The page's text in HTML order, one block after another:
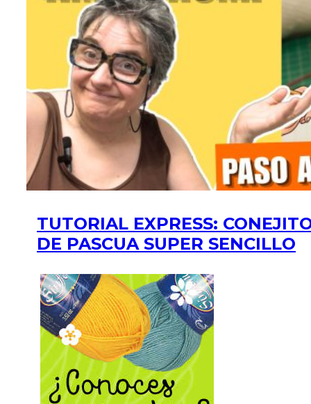
TUTORIAL EXPRESS:
DE PASCUA SUPER SENCILLO